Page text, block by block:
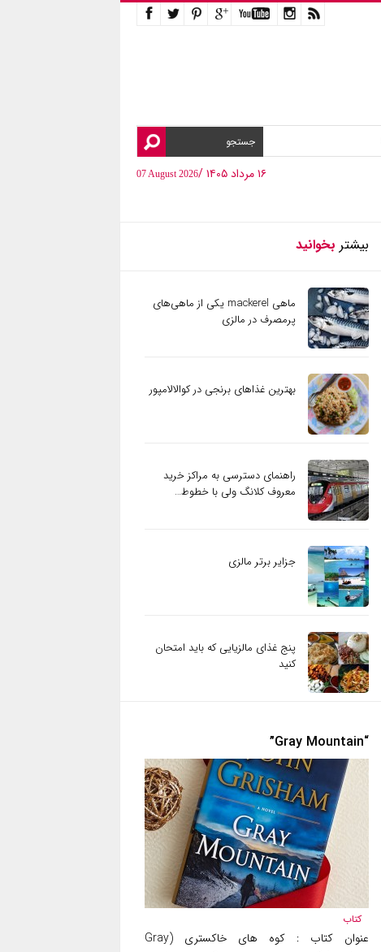
۱۶ مرداد ۱۴۰۵ /
07 August 2026
بیشتر بخوانید
ماهی mackerel یکی از ماهی‌های
پرمصرف در مالزی
بهترین غذاهای برنجی در کوالالامپور
راهنمای دسترسی به مراکز خرید
معروف کلانگ ولی با خطوط…
جزایر برتر مالزی
پنج غذای مالزیایی که باید امتحان
کنید
“Gray Mountain”
کتاب
عنوان کتاب : کوه های خاکستری (Gray